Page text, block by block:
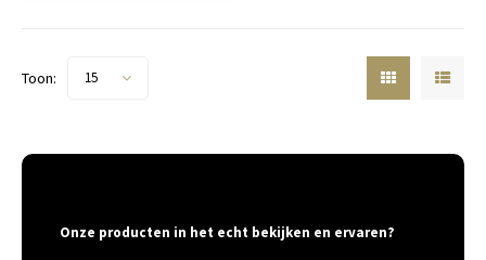
Toon: 15
Onze producten in het echt bekijken en ervaren?